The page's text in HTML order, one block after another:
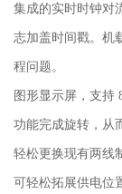
集成的实时时钟对
志加盖时间戳。机
程问题。
图形显示屏，支持
功能完成旋转，从
轻松更换现有两线
可轻松拓展供电位